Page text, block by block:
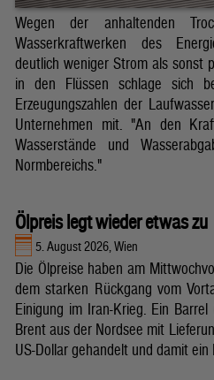
Wegen der anhaltenden
Wasserkraftwerken des
deutlich weniger Strom als sonst
in den Flüssen schlage sich
Erzeugungszahlen der
Unternehmen mit. "An den
Wasserstände und
Normbereichs."
Ölpreis legt wieder etwas zu
5. August 2026, Wien
Die Ölpreise haben am
dem starken Rückgang vom
Einigung im Iran-Krieg. Ein
Brent aus der Nordsee mit
US-Dollar gehandelt und damit ein